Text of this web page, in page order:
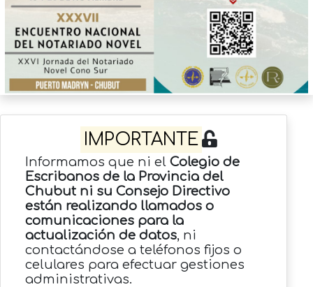
IMPORTANTE
Informamos que ni el Colegio de
Escribanos de la Provincia del
Chubut ni su Consejo Directivo
están realizando llamados o
comunicaciones para la
actualización de datos, ni
contactándose a teléfonos fijos o
celulares para efectuar gestiones
administrativas.